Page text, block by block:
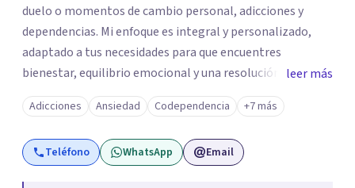
duelo o momentos de cambio personal, adicciones y
dependencias. Mi enfoque es integral y personalizado,
adaptado a tus necesidades para que encuentres
bienestar, equilibrio emocional y una resolución duradera
en el tiempo. Ofrezco sesiones presenciales y terapia en
línea para quienes viven en otras ciudades de Ecuador o en
el exterior. Si quieres agendar una sesión o recibir más
información, escríbeme por WhatsApp o visita mi sitio
leer más
Adicciones Ansiedad Codependencia +7 más
Teléfono WhatsApp Email